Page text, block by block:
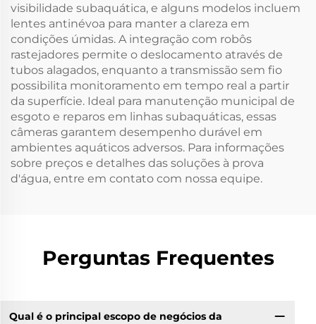
visibilidade subaquática, e alguns modelos incluem
lentes antinévoa para manter a clareza em
condições úmidas. A integração com robôs
rastejadores permite o deslocamento através de
tubos alagados, enquanto a transmissão sem fio
possibilita monitoramento em tempo real a partir
da superfície. Ideal para manutenção municipal de
esgoto e reparos em linhas subaquáticas, essas
câmeras garantem desempenho durável em
ambientes aquáticos adversos. Para informações
sobre preços e detalhes das soluções à prova
d'água, entre em contato com nossa equipe.
Perguntas Frequentes
Qual é o principal escopo de negócios da